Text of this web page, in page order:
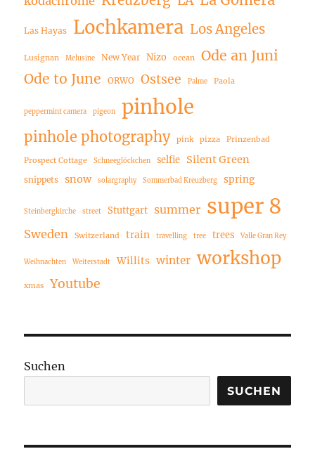
Las Hayas Lochkamera Los Angeles
Lusignan Melusine New Year Nizo ocean
Ode an Juni
Ode to June
ORWO Ostsee Palme Paola
peppermint camera pigeon pinhole
pinhole photography pink pizza Prinzenbad
Prospect Cottage Schneeglöckchen selfie Silent Green
snippets snow solargraphy Sommerbad Kreuzberg spring
Steinbergkirche street Stuttgart summer super 8
Sweden Switzerland train travelling tree trees Valle Gran Rey
Weihnachten Weiterstadt Willits winter workshop
xmas Youtube
Suchen
SUCHEN